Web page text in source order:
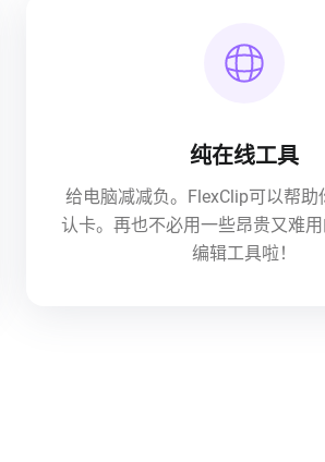
纯在线工具
给电脑减减负。FlexClip可以帮助
认卡。再也不必用一些昂贵又难
编辑工具啦！